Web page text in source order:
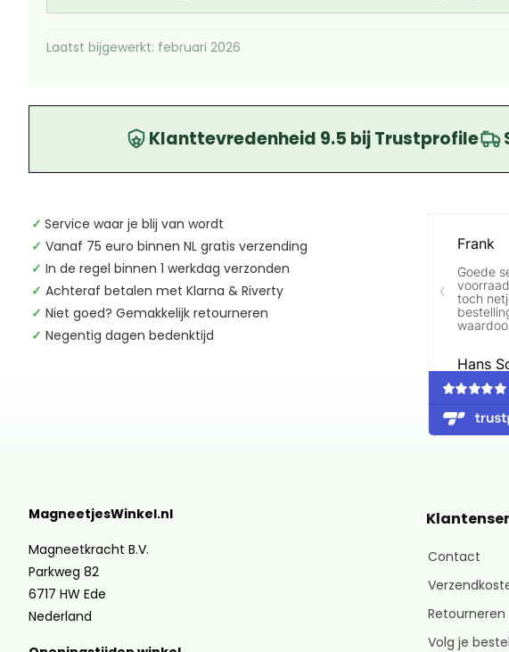
Laatst bijgewerkt: februari 2026
Klanttevredenheid 9.5 bij Trustprofile
✓ Service waar je blij van wordt
✓ Vanaf 75 euro binnen NL gratis verzending
✓ In de regel binnen 1 werkdag verzonden
✓ Achteraf betalen met Klarna & Riverty
✓ Niet goed? Gemakkelijk retourneren
✓ Negentig dagen bedenktijd
MagneetjesWinkel.nl
Magneetkracht B.V.
Parkweg 82
6717 HW Ede
Nederland
Contact
Retourneren
Volg je